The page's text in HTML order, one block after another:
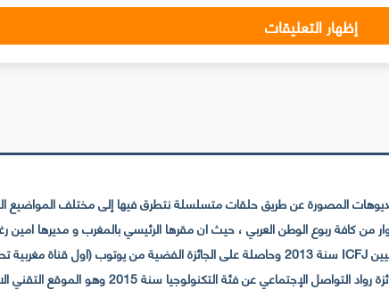
إظهار التعليقات
المصورة عن طريق حلقات متسلسلة نتطرق فيها إلى مختلف المواضيع
الإجتماعي عن فئة التكنولوجيا سنة 2015 وهو الموقع التقني الاول في المغرب والعالم العربي